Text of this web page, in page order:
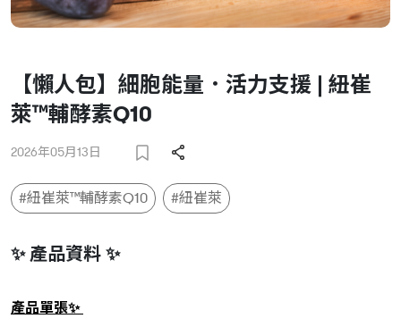
【懶人包】細胞能量．活力支援 | 紐崔
萊™輔酵素Q10
2026年05月13日
#紐崔萊™輔酵素Q10 #紐崔萊
✨ 產品資料 ✨
產品單張✨